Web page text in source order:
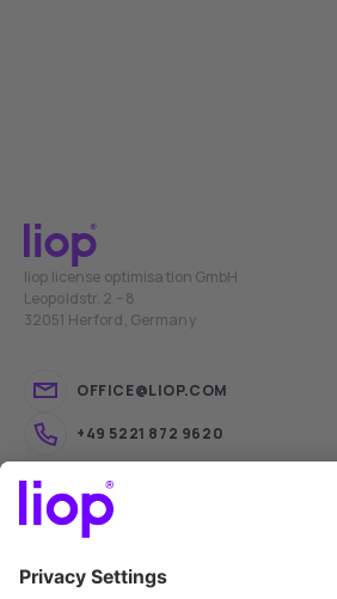
liop license optimisation GmbH
Leopoldstr. 2 – 8
32051 Herford, Germany
OFFICE@LIOP.COM
+49 5221 872 9620